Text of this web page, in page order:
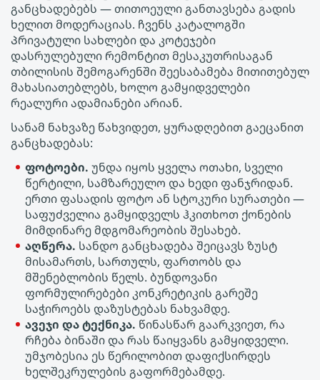
განცხადებებს — თითოეული განთავსება გადის
ხელით მოდერაციას. ჩვენს კატალოგში
Პრივატული სახლები და კოტეჯები
დასრულებული რემონტით მესაკუთრისაგან
თბილისის შემოგარენში შეესაბამება მითითებულ
მახასიათებლებს, ხოლო გამყიდველები
რეალური ადამიანები არიან.
სანამ ნახვაზე წახვიდეთ, ყურადღებით გაეცანით
განცხადებას:
ფოტოები. უნდა იყოს ყველა ოთახი, სველი
წერტილი, სამზარეულო და ხედი ფანჯრიდან.
ერთი ფასადის ფოტო ან სტოკური სურათები —
საფუძველია გამყიდველს ჰკითხოთ ქონების
მიმდინარე მდგომარეობის შესახებ.
აღწერა. სანდო განცხადება შეიცავს ზუსტ
მისამართს, სართულს, ფართობს და
მშენებლობის წელს. ბუნდოვანი
ფორმულირებები კონკრეტიკის გარეშე
საჭიროებს დაზუსტებას ნახვამდე.
ავეჯი და ტექნიკა. წინასწარ გაარკვიეთ, რა
რჩება ბინაში და რას წაიყვანს გამყიდველი.
უმჯობესია ეს წერილობით დაფიქსირდეს
ხელშეკრულების გაფორმებამდე.